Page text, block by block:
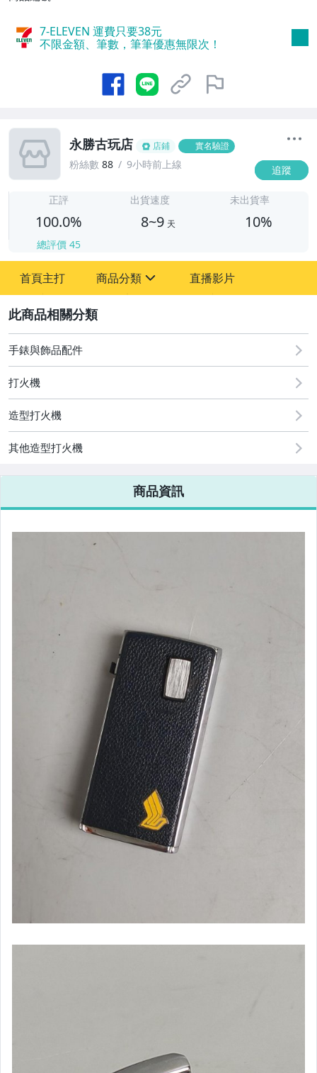
7-ELEVEN 運費只要38元
不限金額、筆數，筆筆優惠無限次！
永勝古玩店 店鋪 實名驗證
粉絲數 88 9小時前上線 追蹤
正評
100.0%
總評價 45
出貨速度
8~9 天
未出貨率
10%
首頁主打 商品分類
其它
直播影片
手錶與飾品配件
打火機
造型打火機
其他造型打火機
商品資訊